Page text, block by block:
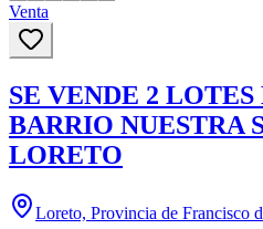
Venta
SE VENDE 2
BARRIO NUESTRA
LORETO
Loreto, Provincia de Francisco